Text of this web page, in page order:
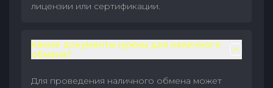
лицензии или сертификации.
Какие документы нужны для наличного
обмена?
Для проведения наличного обмена может